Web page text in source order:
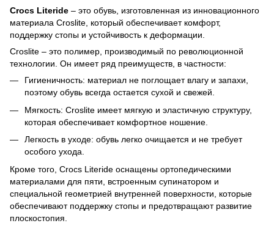
Crocs Literide – это обувь, изготовленная из инновационного
материала Croslite, который обеспечивает комфорт,
поддержку стопы и устойчивость к деформации.
Croslite – это полимер, производимый по революционной
технологии. Он имеет ряд преимуществ, в частности:
Гигиеничность: материал не поглощает влагу и запахи,
поэтому обувь всегда остается сухой и свежей.
Мягкость: Croslite имеет мягкую и эластичную структуру,
которая обеспечивает комфортное ношение.
Легкость в уходе: обувь легко очищается и не требует
особого ухода.
Кроме того, Crocs Literide оснащены ортопедическими
материалами для пяти, встроенным супинатором и
специальной геометрией внутренней поверхности, которые
обеспечивают поддержку стопы и предотвращают развитие
плоскостопия.